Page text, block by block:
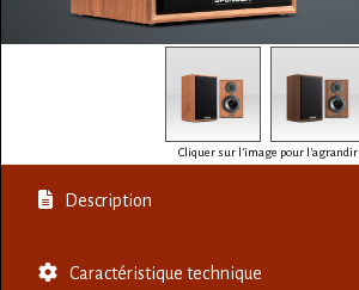
Cliquer sur l'image pour l'agrandir
Description
Caractéristique technique